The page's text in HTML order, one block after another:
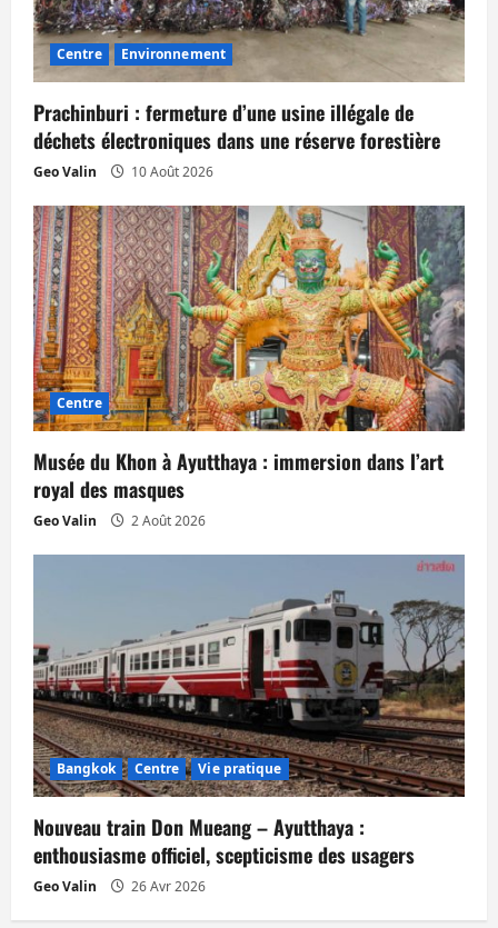
’
a
r
t
i
c
l
e
Centre Environnement
Prachinburi : fermeture d’une usine illégale de
déchets électroniques dans une réserve forestière
Geo Valin 10 Août 2026
Centre
Musée du Khon à Ayutthaya : immersion dans l’art
royal des masques
Geo Valin 2 Août 2026
Bangkok Centre Vie pratique
Nouveau train Don Mueang – Ayutthaya :
enthousiasme officiel, scepticisme des usagers
Geo Valin 26 Avr 2026